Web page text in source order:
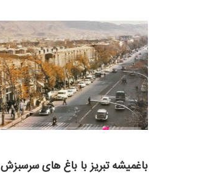
باغمیشه تبریز با باغ های سرسبزش